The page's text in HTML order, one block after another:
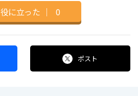
役に立った ｜ 0
ポスト